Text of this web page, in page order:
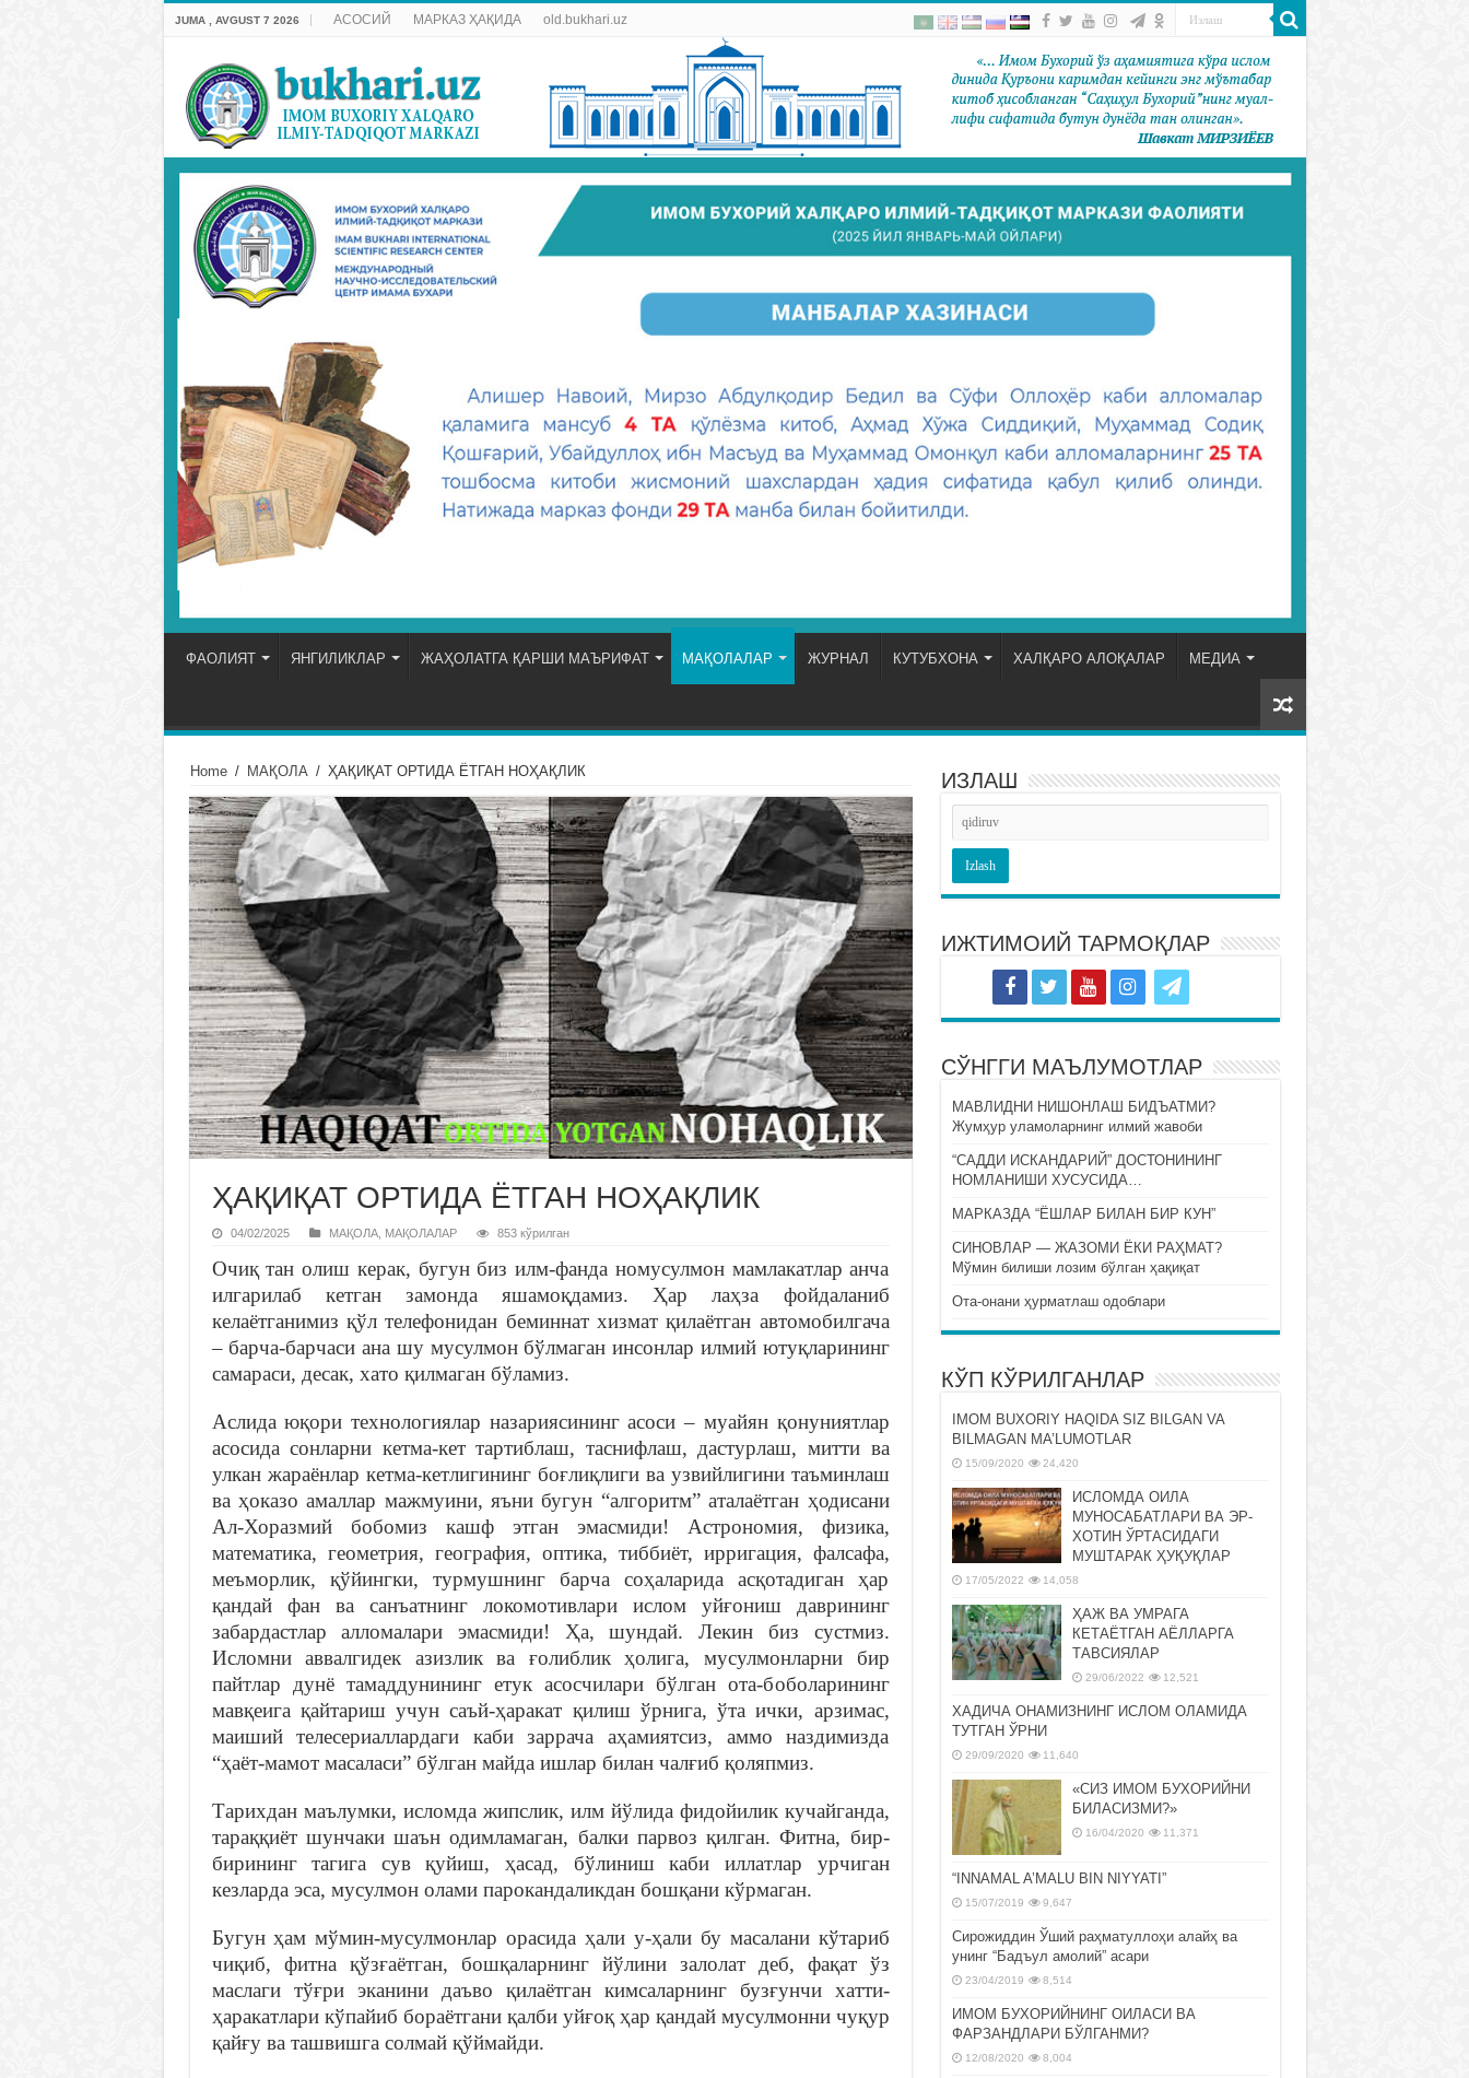
JUMA , AVGUST 7 2026 АСОСИЙ МАРКАЗ ҲАҚИДА old.bukhari.uz
ФАОЛИЯТ ЯНГИЛИКЛАР ЖАҲОЛАТГА ҚАРШИ МАЪРИФАТ МАҚОЛАЛАР ЖУРНАЛ КУТУБХОНА ХАЛҚАРО АЛОҚАЛАР МЕДИА
Home / МАҚОЛА / ҲАҚИҚАТ ОРТИДА ЁТГАН НОҲАҚЛИК
ҲАҚИҚАТ ОРТИДА ЁТГАН НОҲАҚЛИК
04/02/2025 МАҚОЛА, МАҚОЛАЛАР 853 кўрилган
Очиқ тан олиш керак, бугун биз илм-фанда номусулмон мамлакатлар анча
илгарилаб кетган замонда яшамоқдамиз. Ҳар лаҳза фойдаланиб
келаётганимиз қўл телефонидан беминнат хизмат қилаётган автомобилгача
– барча-барчаси ана шу мусулмон бўлмаган инсонлар илмий ютуқларининг
самараси, десак, хато қилмаган бўламиз.
Аслида юқори технологиялар назариясининг асоси – муайян қонуниятлар
асосида сонларни кетма-кет тартиблаш, таснифлаш, дастурлаш, митти ва
улкан жараёнлар кетма-кетлигининг боғлиқлиги ва узвийлигини таъминлаш
ва ҳоказо амаллар мажмуини, яъни бугун “алгоритм” аталаётган ҳодисани
Ал-Хоразмий бобомиз кашф этган эмасмиди! Астрономия, физика,
математика, геометрия, география, оптика, тиббиёт, ирригация, фалсафа,
меъморлик, қўйингки, турмушнинг барча соҳаларида асқотадиган ҳар
қандай фан ва санъатнинг локомотивлари ислом уйғониш даврининг
забардастлар алломалари эмасмиди! Ҳа, шундай. Лекин биз сустмиз.
Исломни аввалгидек азизлик ва ғолиблик ҳолига, мусулмонларни бир
пайтлар дунё тамаддунининг етук асосчилари бўлган ота-боболарининг
мавқеига қайтариш учун саъй-ҳаракат қилиш ўрнига, ўта ички, арзимас,
маиший телесериаллардаги каби заррача аҳамиятсиз, аммо наздимизда
“ҳаёт-мамот масаласи” бўлган майда ишлар билан чалғиб қоляпмиз.
Тарихдан маълумки, исломда жипслик, илм йўлида фидойилик кучайганда,
тараққиёт шунчаки шаън одимламаган, балки парвоз қилган. Фитна, бир-
бирининг тагига сув қуйиш, ҳасад, бўлиниш каби иллатлар урчиган
кезларда эса, мусулмон олами парокандаликдан бошқани кўрмаган.
Бугун ҳам мўмин-мусулмонлар орасида ҳали у-ҳали бу масалани кўтариб
чиқиб, фитна қўзғаётган, бошқаларнинг йўлини залолат деб, фақат ўз
маслаги тўғри эканини даъво қилаётган кимсаларнинг бузғунчи хатти-
ҳаракатлари кўпайиб бораётгани қалби уйғоқ ҳар қандай мусулмонни чуқур
қайғу ва ташвишга солмай қўймайди.
ИЗЛАШ
ИЖТИМОИЙ ТАРМОҚЛАР
СЎНГГИ МАЪЛУМОТЛАР
МАВЛИДНИ НИШОНЛАШ БИДЪАТМИ?
Жумҳур уламоларнинг илмий жавоби
“САДДИ ИСКАНДАРИЙ” ДОСТОНИНИНГ
НОМЛАНИШИ ХУСУСИДА…
МАРКАЗДА “ЁШЛАР БИЛАН БИР КУН”
СИНОВЛАР — ЖАЗОМИ ЁКИ РАҲМАТ?
Мўмин билиши лозим бўлган ҳақиқат
Ота-онани ҳурматлаш одоблари
КЎП КЎРИЛГАНЛАР
IMOM BUXORIY HAQIDA SIZ BILGAN VA
BILMAGAN MA’LUMOTLAR
15/09/2020 24,420
ИСЛОМДА ОИЛА
МУНОСАБАТЛАРИ ВА ЭР-
ХОТИН ЎРТАСИДАГИ
МУШТАРАК ҲУҚУҚЛАР
17/05/2022 14,058
ҲАЖ ВА УМРАГА
КЕТАЁТГАН АЁЛЛАРГА
ТАВСИЯЛАР
29/06/2022 12,521
ХАДИЧА ОНАМИЗНИНГ ИСЛОМ ОЛАМИДА
ТУТГАН ЎРНИ
29/09/2020 11,640
«СИЗ ИМОМ БУХОРИЙНИ
БИЛАСИЗМИ?»
16/04/2020 11,371
“INNAMAL A’MALU BIN NIYYATI”
15/07/2019 9,647
Сирожиддин Ўший раҳматуллоҳи алайҳ ва
унинг “Бадъул амолий” асари
23/04/2019 8,514
ИМОМ БУХОРИЙНИНГ ОИЛАСИ ВА
ФАРЗАНДЛАРИ БЎЛГАНМИ?
12/08/2020 8,004